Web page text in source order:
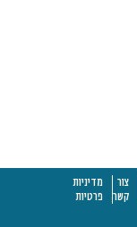
צור
קשר
מדיניות
פרטיות